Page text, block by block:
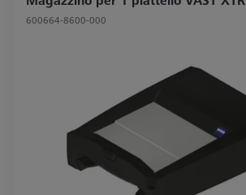
600664-8600-000